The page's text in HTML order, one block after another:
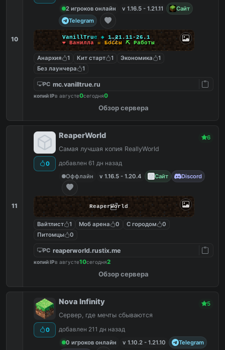
10
2 игроков онлайн
v 1.16.5 - 1.21.11
Сайт
Telegram
VanillTrue ◆ 1.21.11-26.1
❤ Ванилла ☠ Боссы ⛏ Работы
Анархия 1 Кит старт 1 Экономика
1
Без лаунчера
1
PC mc.vanilltrue.ru
копий IPв августе0сегодня0
Обзор сервера
11
0
ReaperWorld 6
Самая лучшая копия ReallyWorld
добавлен 61 дн назад
Оффлайн
v 1.16.5 - 1.20.4 Сайт Discord
ReaperWorld
Вайтлист 1 Моб арена 0 С городом
0
Питомцы
0
PC reaperworld.rustix.me
копий IPв августе10сегодня2
Обзор сервера
0
Nova Infinity 5
Сервер, где мечты сбываются
добавлен 211 дн назад
0 игроков онлайн
v 1.10.2 - 1.21.10
Telegram